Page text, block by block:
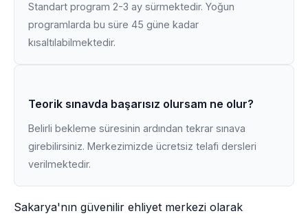
Standart program 2-3 ay sürmektedir. Yoğun
programlarda bu süre 45 güne kadar
kısaltılabilmektedir.
Teorik sınavda başarısız olursam ne olur?
Belirli bekleme süresinin ardından tekrar sınava
girebilirsiniz. Merkezimizde ücretsiz telafi dersleri
verilmektedir.
Sakarya'nın güvenilir ehliyet merkezi olarak